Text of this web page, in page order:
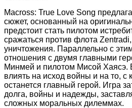
Macross: True Love Song
сюжет, основанный на
предстоит стать пилотом
сражаться против флота
уничтожения. Параллельно с
отношения с двумя главными
Минмей и пилотом Мисой Хаясэ.
влиять на исход войны и на то, с
останется главный герой. Игра
долга, войны и надежды,
сложных моральных дилеммах.